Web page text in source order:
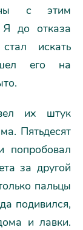
с этим
Я до отказа
искать
его на
их штук
Пятьдесят
попробовал
за другой
пальцы
подивился,
и лавки.